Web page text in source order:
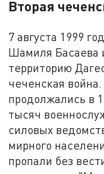
Вторая
7 августа 1999
Шамиля Басаева
территорию
чеченская
продолжались в
тысяч
силовых
мирного
пропали без